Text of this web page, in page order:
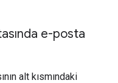
e-posta
alt kısmındaki